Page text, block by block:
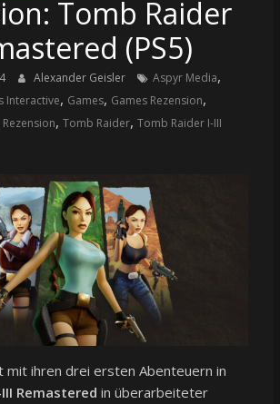
Tomb Raider
(PS5)
Alexander Geisler Aspyr Media,
Interactive, Games, Games Rezension,
Rezension, Tomb Raider, Tomb Raider I-III
mit ihren drei ersten Abenteuern in
Remastered in überarbeiteter